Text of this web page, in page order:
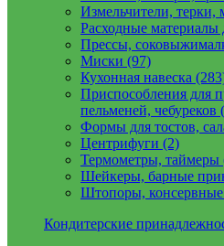
Измельчители,
Расходные материалы
Прессы,
Миски (97)
Кухонная навеска
Приспособления для
пельменей, чебуреков
Формы для тостов,
Центрифуги (2)
Термометры, таймеры
Шейкеры, барные
Штопоры,
Кондитерские